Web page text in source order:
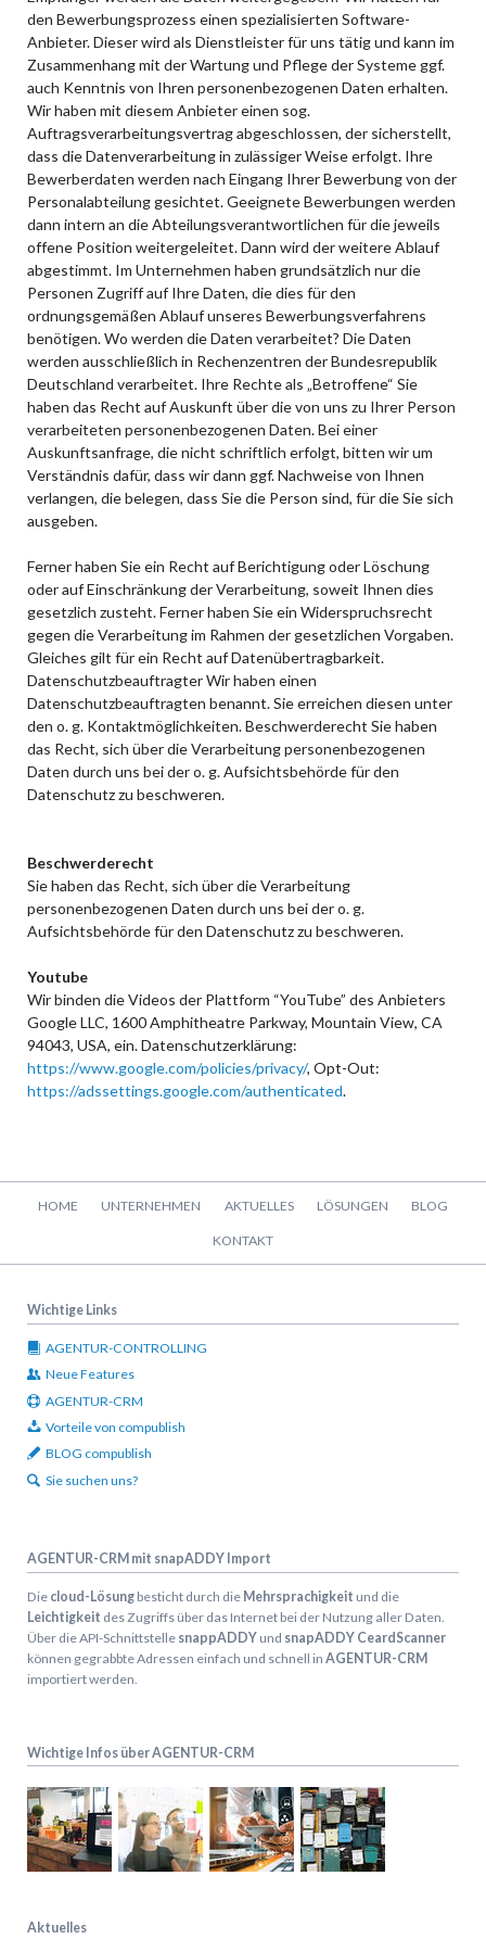
den Bewerbungsprozess einen spezialisierten Software-
Anbieter. Dieser wird als Dienstleister für uns tätig und kann im
Zusammenhang mit der Wartung und Pflege der Systeme ggf.
auch Kenntnis von Ihren personenbezogenen Daten erhalten.
Wir haben mit diesem Anbieter einen sog.
Auftragsverarbeitungsvertrag abgeschlossen, der sicherstellt,
dass die Datenverarbeitung in zulässiger Weise erfolgt. Ihre
Bewerberdaten werden nach Eingang Ihrer Bewerbung von der
Personalabteilung gesichtet. Geeignete Bewerbungen werden
dann intern an die Abteilungsverantwortlichen für die jeweils
offene Position weitergeleitet. Dann wird der weitere Ablauf
abgestimmt. Im Unternehmen haben grundsätzlich nur die
Personen Zugriff auf Ihre Daten, die dies für den
ordnungsgemäßen Ablauf unseres Bewerbungsverfahrens
benötigen. Wo werden die Daten verarbeitet? Die Daten
werden ausschließlich in Rechenzentren der Bundesrepublik
Deutschland verarbeitet. Ihre Rechte als „Betroffene“ Sie
haben das Recht auf Auskunft über die von uns zu Ihrer Person
verarbeiteten personenbezogenen Daten. Bei einer
Auskunftsanfrage, die nicht schriftlich erfolgt, bitten wir um
Verständnis dafür, dass wir dann ggf. Nachweise von Ihnen
verlangen, die belegen, dass Sie die Person sind, für die Sie sich
ausgeben.
Ferner haben Sie ein Recht auf Berichtigung oder Löschung
oder auf Einschränkung der Verarbeitung, soweit Ihnen dies
gesetzlich zusteht. Ferner haben Sie ein Widerspruchsrecht
gegen die Verarbeitung im Rahmen der gesetzlichen Vorgaben.
Gleiches gilt für ein Recht auf Datenübertragbarkeit.
Datenschutzbeauftragter Wir haben einen
Datenschutzbeauftragten benannt. Sie erreichen diesen unter
den o. g. Kontaktmöglichkeiten. Beschwerderecht Sie haben
das Recht, sich über die Verarbeitung personenbezogenen
Daten durch uns bei der o. g. Aufsichtsbehörde für den
Datenschutz zu beschweren.
Beschwerderecht
Sie haben das Recht, sich über die Verarbeitung
personenbezogenen Daten durch uns bei der o. g.
Aufsichtsbehörde für den Datenschutz zu beschweren.
Youtube
Wir binden die Videos der Plattform “YouTube” des Anbieters
Google LLC, 1600 Amphitheatre Parkway, Mountain View, CA
94043, USA, ein. Datenschutzerklärung:
https://www.google.com/policies/privacy/, Opt-Out:
https://adssettings.google.com/authenticated.
Navigation
HOME UNTERNEHMEN AKTUELLES LÖSUNGEN BLOG
KONTAKT
Wichtige Links
AGENTUR-CONTROLLING
Neue Features
AGENTUR-CRM
Vorteile von compublish
BLOG compublish
Sie suchen uns?
AGENTUR-CRM mit snapADDY Import
Diecloud-Lösungbesticht durch die Mehrsprachigkeit und die
Leichtigkeit des Zugriffs über das Internet bei der Nutzung aller Daten.
Über die API-Schnittstelle snappADDYund snapADDY CeardScanner
können gegrabbte Adressen einfach und schnell in AGENTUR-CRM
importiert werden.
Wichtige Infos über AGENTUR-CRM
Aktuelles